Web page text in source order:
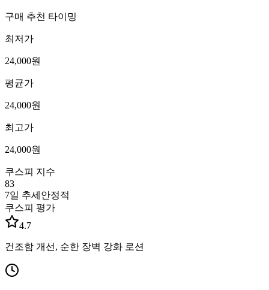
구매 추천 타이밍
최저가
24,000원
평균가
24,000원
최고가
24,000원
쿠스피 지수
83
7일 추세 안정적
쿠스피 평가
4.7
건조함 개선, 순한 장벽 강화 로션